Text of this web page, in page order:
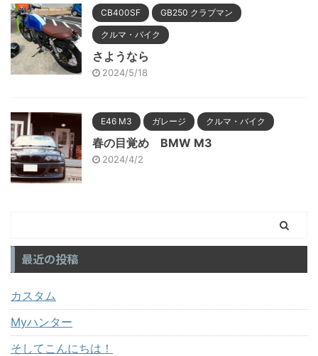
CB400SF GB250 クラブマン
クルマ・バイク
さようなら
2024/5/18
E46 M3 ガレージ クルマ・バイク
春の目覚め BMW M3
2024/4/2
最近の投稿
カスタム
Myハンター
そしてこんにちは！